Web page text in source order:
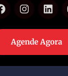
Agende Agora